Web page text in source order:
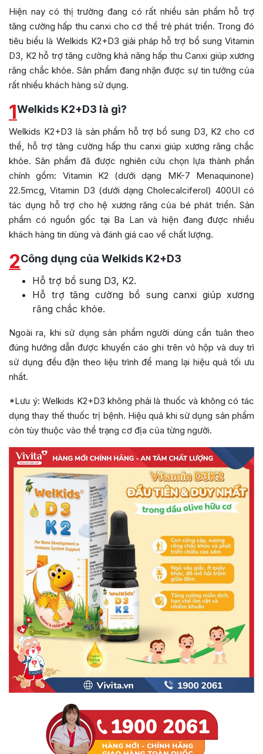
Hiện nay có thị trường đang có rất nhiều sản phẩm hỗ trợ
tăng cường hấp thu canxi cho cơ thể trẻ phát triển. Trong đó
tiêu biểu là Welkids K2+D3 giải pháp hỗ trợ bổ sung Vitamin
D3, K2 hỗ trợ tăng cường khả năng hấp thu Canxi giúp xương
răng chắc khỏe. Sản phẩm đang nhận được sự tin tưởng của
rất nhiều khách hàng sử dụng.
1Welkids K2+D3 là gì?
Welkids K2+D3 là sản phẩm hỗ trợ bổ sung D3, K2 cho cơ
thể, hỗ trợ tăng cường hấp thu canxi giúp xương răng chắc
khỏe. Sản phẩm đã được nghiên cứu chọn lựa thành phần
chính gồm: Vitamin K2 (dưới dạng MK-7 Menaquinone)
22.5mcg, Vitamin D3 (dưới dạng Cholecalciferol) 400UI có
tác dụng hỗ trợ cho hệ xương răng của bé phát triển. Sản
phẩm có nguồn gốc tại Ba Lan và hiện đang được nhiều
khách hàng tin dùng và đánh giá cao về chất lượng.
2Công dụng của Welkids K2+D3
Hỗ trợ bổ sung D3, K2.
Hỗ trợ tăng cường bổ sung canxi giúp xương
răng chắc khỏe.
Ngoài ra, khi sử dụng sản phẩm người dùng cần tuân theo
đúng hướng dẫn được khuyến cáo ghi trên vỏ hộp và duy trì
sử dụng đều đặn theo liệu trình để mang lại hiệu quả tối ưu
nhất.
*Lưu ý: Welkids K2+D3 không phải là thuốc và không có tác
dụng thay thế thuốc trị bệnh. Hiệu quả khi sử dụng sản phẩm
còn tùy thuộc vào thể trạng cơ địa của từng người.